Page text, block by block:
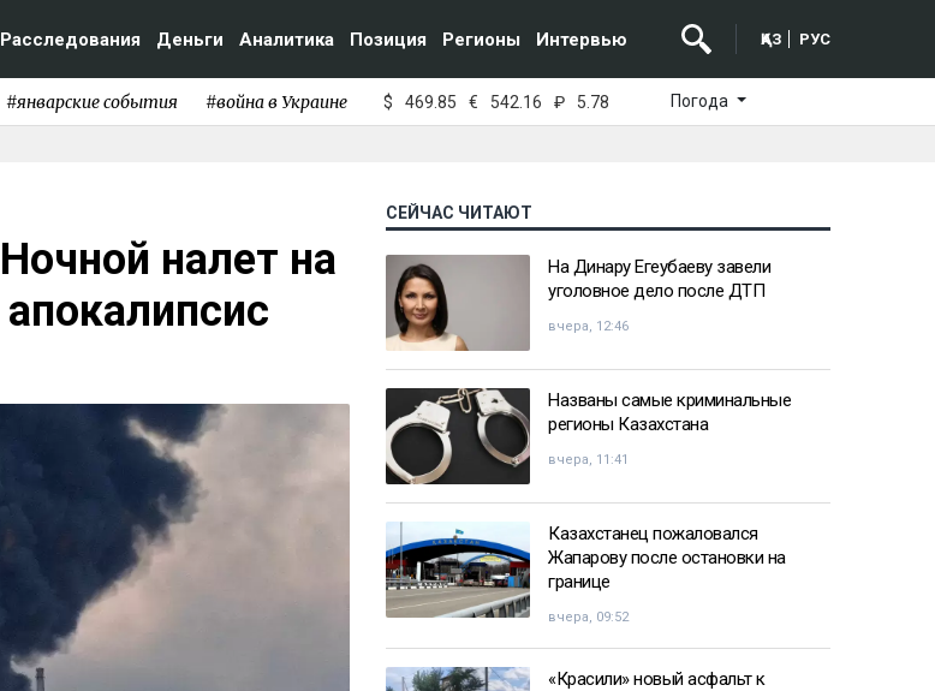
Расследования Деньги Аналитика Позиция Регионы Интервью ҚАЗ РУС
#январские события #война в Украине $ 469.85 € 542.16 ₽ 5.78 Погода
налет на
СЕЙЧАС ЧИТАЮТ
На Динару Егеубаеву завели
уголовное дело после ДТП
вчера, 12:46
Названы самые криминальные
регионы Казахстана
вчера, 11:41
Казахстанец пожаловался
Жапарову после остановки на
границе
вчера, 09:52
«Красили» новый асфальт к